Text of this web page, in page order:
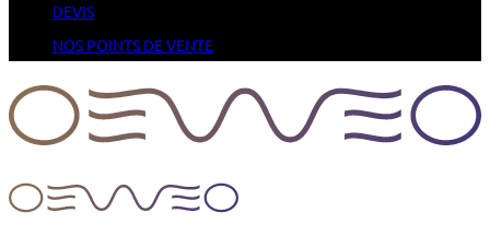
DEVIS
NOS POINTS DE VENTE